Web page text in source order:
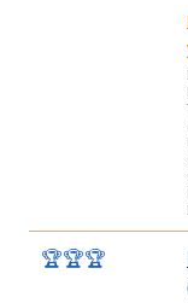
🏆🏆🏆